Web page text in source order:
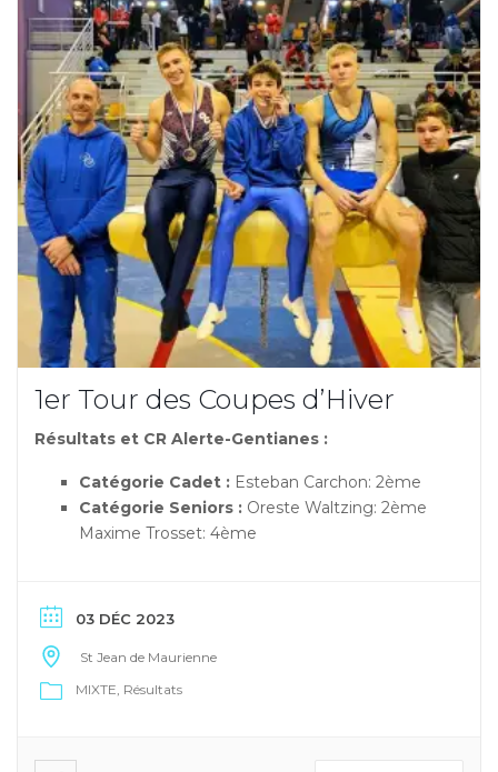
1er Tour des Coupes d’Hiver
Résultats et CR Alerte-Gentianes :
Catégorie Cadet : Esteban Carchon: 2ème
Catégorie Seniors : Oreste Waltzing: 2ème
Maxime Trosset: 4ème
03 DÉC 2023
St Jean de Maurienne
MIXTE Résultats